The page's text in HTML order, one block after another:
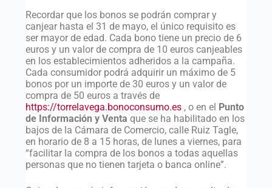
Recordar que los bonos se podrán comprar y
canjear hasta el 31 de mayo, el único requisito es
ser mayor de edad. Cada bono tiene un precio de 6
euros y un valor de compra de 10 euros canjeables
en los establecimientos adheridos a la campaña.
Cada consumidor podrá adquirir un máximo de 5
bonos por un importe de 30 euros y un valor de
compra de 50 euros a través de
https://torrelavega.bonoconsumo.es, o en el Punto
de Información y Venta que se ha habilitado en los
bajos de la Cámara de Comercio, calle Ruiz Tagle,
en horario de 8 a 15 horas, de lunes a viernes, para
“facilitar la compra de los bonos a todas aquellas
personas que no tienen tarjeta o banca online”.